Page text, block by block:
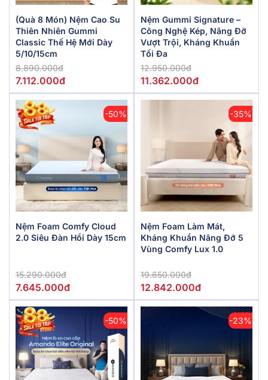
(Quà 8 Món) Nệm Cao Su
Thiên Nhiên Gummi
Classic Thế Hệ Mới Dày
5/10/15cm
8.890.000đ
7.112.000đ
Nệm Gummi Signature –
Công Nghệ Kép, Nâng Đỡ
Vượt Trội, Kháng Khuẩn
Tối Đa
12.950.000đ
11.362.000đ
-50%
Nệm Foam Comfy Cloud
2.0 Siêu Đàn Hồi Dày 15cm
15.290.000đ
7.645.000đ
-35%
Nệm Foam Làm Mát,
Kháng Khuẩn Nâng Đỡ 5
Vùng Comfy Lux 1.0
19.650.000đ
12.842.000đ
-50% -23%